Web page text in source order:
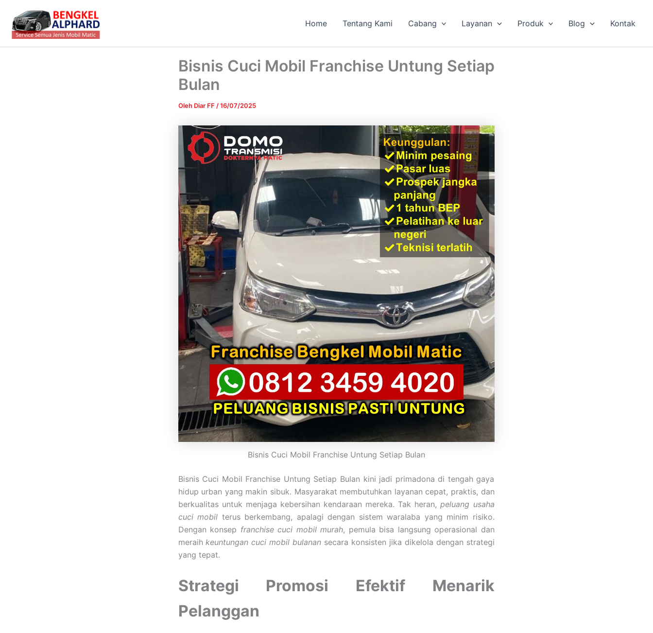
konten
Home Tentang Kami Cabang Layanan Produk Blog Kontak
Bisnis Cuci Mobil Franchise Untung Setiap
Bulan
Oleh Diar FF /16/07/2025
Bisnis Cuci Mobil Franchise Untung Setiap Bulan
Bisnis Cuci Mobil Franchise Untung Setiap Bulan kini jadi primadona di tengah gaya
hidup urban yang makin sibuk. Masyarakat membutuhkan layanan cepat, praktis, dan
berkualitas untuk menjaga kebersihan kendaraan mereka. Tak heran,peluang usaha
cuci mobil terus berkembang, apalagi dengan sistem waralaba yang minim risiko.
Dengan konsep franchise cuci mobil murah, pemula bisa langsung operasional dan
meraihkeuntungan cuci mobil bulanan secara konsisten jika dikelola dengan strategi
yang tepat.
Strategi Promosi Efektif Menarik
Pelanggan